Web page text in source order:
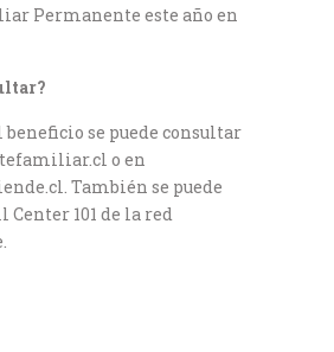
Permanente este año en
beneficio se puede consultar
o en
También se puede
101 de la red